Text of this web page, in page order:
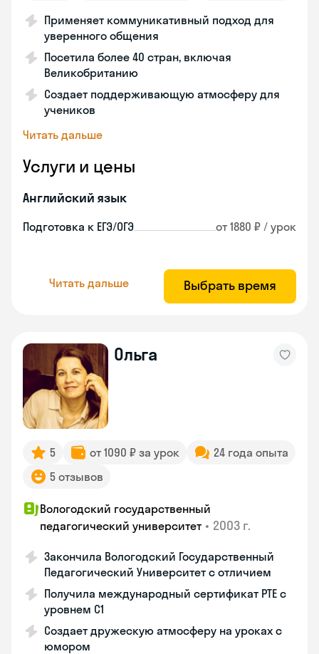
Применяет коммуникативный подход для
уверенного общения
Посетила более 40 стран, включая
Великобританию
Создает поддерживающую атмосферу для
учеников
Читать дальше
Услуги и цены
Английский язык
Подготовка к ЕГЭ/ОГЭ от 1880 ₽ / урок
Читать дальше Выбрать время
Ольга
5 от 1090 ₽ за урок
24 года опыта
5 отзывов
Вологодский государственный
педагогический университет • 2003 г.
Закончила Вологодский Государственный
Педагогический Университет с отличием
Получила международный сертификат PTE с
уровнем C1
Создает дружескую атмосферу на уроках с
юмором